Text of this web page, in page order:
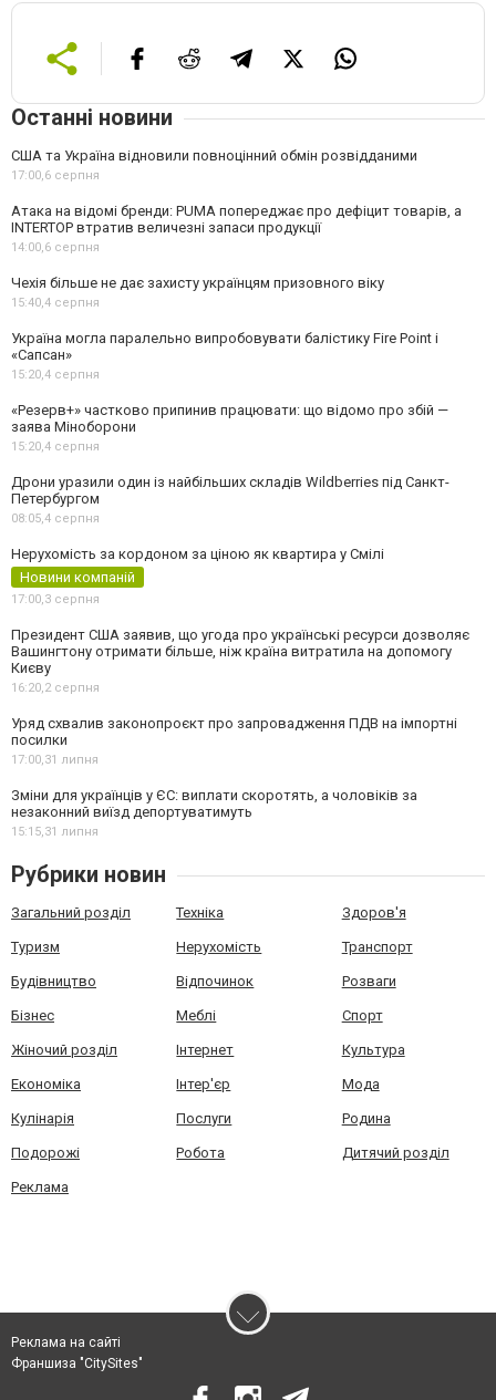
Останні новини
США та Україна відновили повноцінний обмін розвідданими
17:00,6 серпня
Атака на відомі бренди: PUMA попереджає про дефіцит товарів, а
INTERTOP втратив величезні запаси продукції
14:00,6 серпня
Чехія більше не дає захисту українцям призовного віку
15:40,4 серпня
Україна могла паралельно випробовувати балістику Fire Point і
«Сапсан»
15:20,4 серпня
«Резерв+» частково припинив працювати: що відомо про збій —
заява Міноборони
15:20,4 серпня
Дрони уразили один із найбільших складів Wildberries під Санкт-
Петербургом
08:05,4 серпня
Нерухомість за кордоном за ціною як квартира у Смілі
Новини компаній
17:00,3 серпня
Президент США заявив, що угода про українські ресурси дозволяє
Вашингтону отримати більше, ніж країна витратила на допомогу
Києву
16:20,2 серпня
Уряд схвалив законопроєкт про запровадження ПДВ на імпортні
посилки
17:00,31 липня
Зміни для українців у ЄС: виплати скоротять, а чоловіків за
незаконний виїзд депортуватимуть
15:15,31 липня
Рубрики новин
Загальний розділ Техніка Здоров'я
Туризм Нерухомість Транспорт
Будівництво Відпочинок Розваги
Бізнес Меблі Спорт
Жіночий розділ Інтернет Культура
Економіка Інтер'єр Мода
Кулінарія Послуги Родина
Подорожі Робота Дитячий розділ
Реклама
Реклама на сайті
Франшиза "CitySites"